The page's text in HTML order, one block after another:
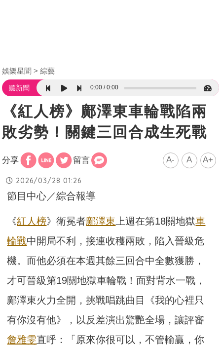
娛樂星聞 綜藝
聽新聞 0:00 0:00
《紅人榜》鄺澤東車輪戰陷兩
敗劣勢！關鍵三回合成生死戰
分享 留言 A- A A+
2026/03/28 01:26
節目中心／綜合報導
《紅人榜》衛冕者鄺澤東 上週在第18關地獄車
輪戰中開局不利，接連收穫兩敗，陷入晉級危
機。而他必須在本週其餘三回合中全數獲勝，
才可晉級第19關地獄車輪戰！面對背水一戰，
鄺澤東火力全開，挑戰唱跳曲目《我的心裡只
有你沒有他》，以反差演出驚艷全場，讓評審
詹雅雯直呼：「原來你很可以，不管輸贏，你